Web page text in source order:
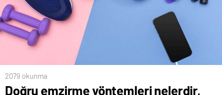
2079 okunma
Doğru emzirme yöntemleri nelerdir,